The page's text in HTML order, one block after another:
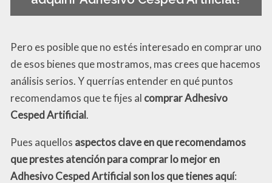
Pero es posible que no estés interesado en comprar uno
de esos bienes que mostramos, mas crees que hacemos
análisis serios. Y querrías entender en qué puntos
recomendamos que te fijes al comprar Adhesivo
Cesped Artificial.
Pues aquellos aspectos clave en que recomendamos
que prestes atención para comprar lo mejor en
Adhesivo Cesped Artificial son los que tienes aquí: